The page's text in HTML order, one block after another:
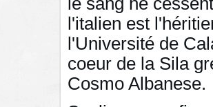
l'italien est
l'Université de
coeur de la Sila
Cosmo Albanese.